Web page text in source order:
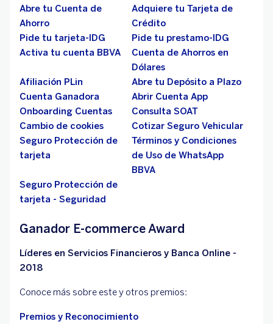
Abre tu Cuenta de
Ahorro
Adquiere tu Tarjeta de
Crédito
Pide tu tarjeta-IDG
Pide tu prestamo-IDG
Activa tu cuenta BBVA
Cuenta de Ahorros en
Dólares
Afiliación PLin
Abre tu Depósito a Plazo
Cuenta Ganadora
Abrir Cuenta App
Onboarding Cuentas
Consulta SOAT
Cambio de cookies
Cotizar Seguro Vehicular
Seguro Protección de
tarjeta
Términos y Condiciones
de Uso de WhatsApp
BBVA
Seguro Protección de
tarjeta - Seguridad
Ganador E-commerce Award
Líderes en Servicios Financieros y Banca Online -
2018
Conoce más sobre este y otros premios:
Premios y Reconocimiento